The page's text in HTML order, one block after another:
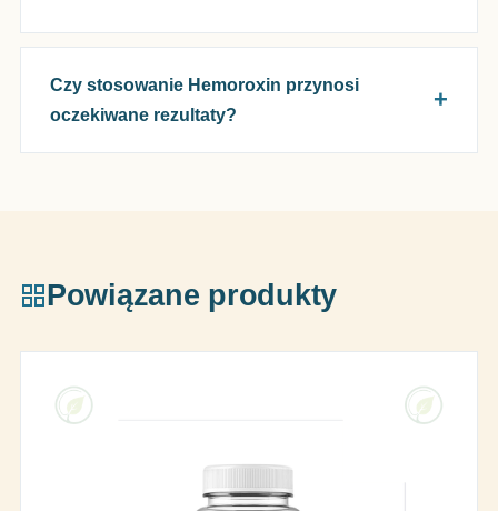
Czy stosowanie Hemoroxin przynosi
oczekiwane rezultaty?
Powiązane produkty